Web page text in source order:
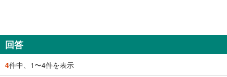
回答
4件中、1〜4件を表示